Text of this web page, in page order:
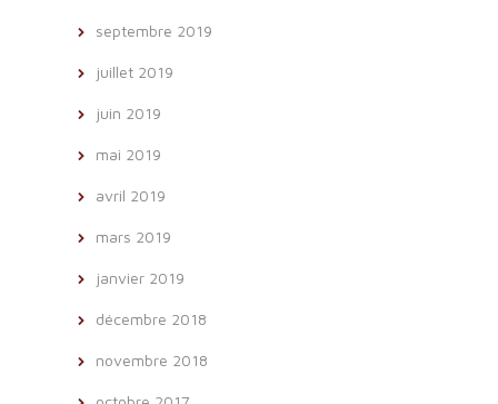
septembre 2019
juillet 2019
juin 2019
mai 2019
avril 2019
mars 2019
janvier 2019
décembre 2018
novembre 2018